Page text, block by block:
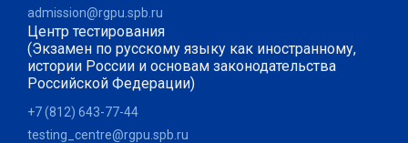
admission@rgpu.spb.ru
Центр тестирования
(Экзамен по русскому языку как иностранному,
истории России и основам законодательства
Российской Федерации)
+7 (812) 643-77-44
testing_centre@rgpu.spb.ru